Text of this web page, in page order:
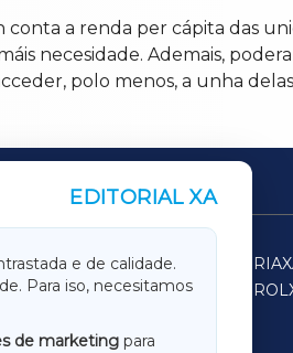
a renda per cápita das
necesidade. Ademais,
polo menos, a unha
EDITORIAL XA
e de calidade.
Para iso, necesitamos
de marketing para